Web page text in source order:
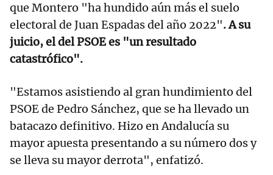
que Montero "ha hundido aún más el suelo
electoral de Juan Espadas del año 2022". A su
juicio, el del PSOE es "un resultado
catastrófico".
"Estamos asistiendo al gran hundimiento del
PSOE de Pedro Sánchez, que se ha llevado un
batacazo definitivo. Hizo en Andalucía su
mayor apuesta presentando a su número dos y
se lleva su mayor derrota", enfatizó.